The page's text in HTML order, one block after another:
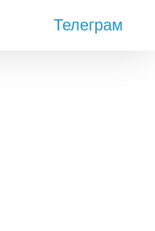
Телеграм